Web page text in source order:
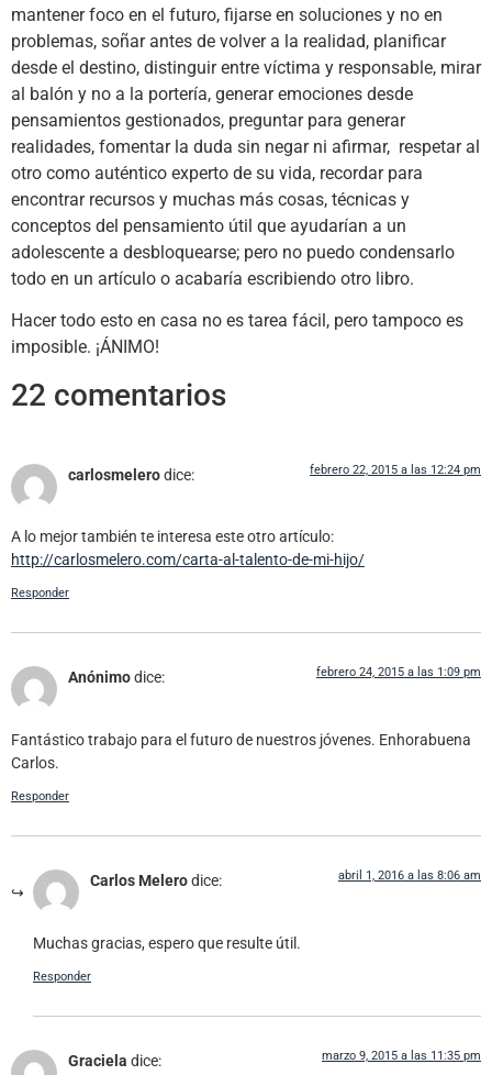
mantener foco en el futuro, fijarse en soluciones y no en
problemas, soñar antes de volver a la realidad, planificar
desde el destino, distinguir entre víctima y responsable, mirar
al balón y no a la portería, generar emociones desde
pensamientos gestionados, preguntar para generar
realidades, fomentar la duda sin negar ni afirmar, respetar al
otro como auténtico experto de su vida, recordar para
encontrar recursos y muchas más cosas, técnicas y
conceptos del pensamiento útil que ayudarían a un
adolescente a desbloquearse; pero no puedo condensarlo
todo en un artículo o acabaría escribiendo otro libro.
Hacer todo esto en casa no es tarea fácil, pero tampoco es
imposible. ¡ÁNIMO!
22 comentarios
carlosmelerodice: febrero 22, 2015 a las 12:24 pm
A lo mejor también te interesa este otro artículo:
http://carlosmelero.com/carta-al-talento-de-mi-hijo/
Responder
Anónimodice: febrero 24, 2015 a las 1:09 pm
Fantástico trabajo para el futuro de nuestros jóvenes. Enhorabuena
Carlos.
Responder
Carlos Melerodice: abril 1, 2016 a las 8:06 am
Muchas gracias, espero que resulte útil.
Responder
Graciela dice: marzo 9, 2015 a las 11:35 pm